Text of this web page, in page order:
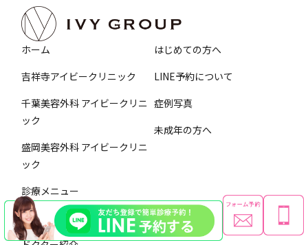
ホーム
吉祥寺アイビークリニック
千葉美容外科 アイビークリニ
ック
盛岡美容外科 アイビークリニ
ック
診療メニュー
施術料金
はじめての方へ
LINE予約について
症例写真
未成年の方へ